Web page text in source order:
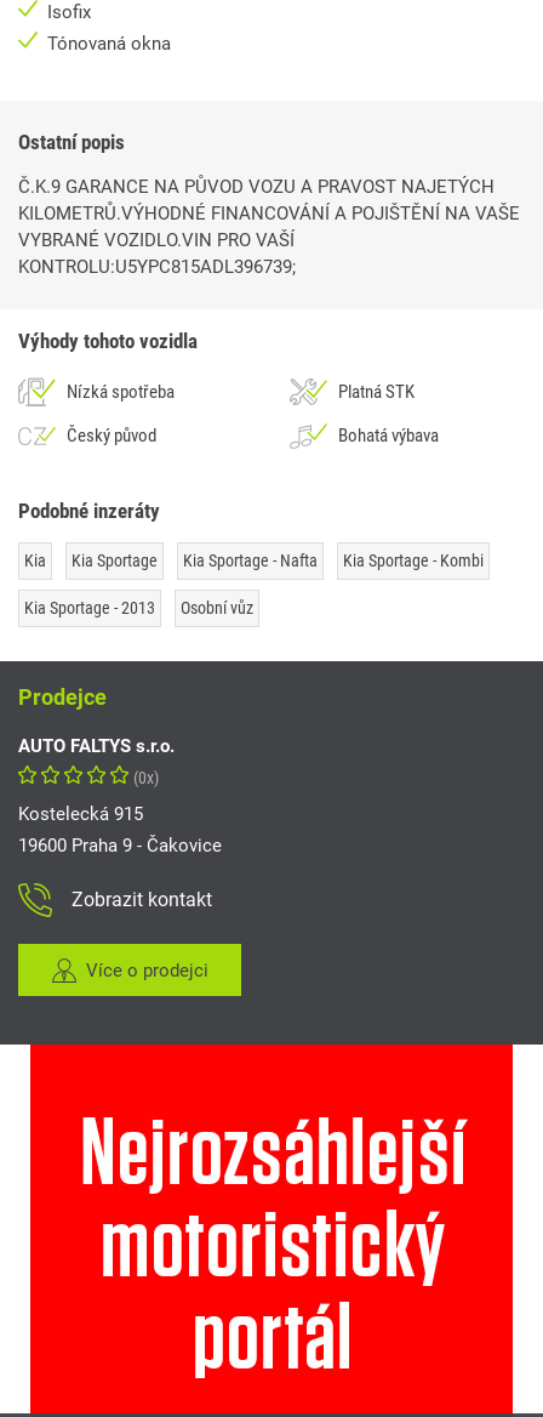
Isofix
Tónovaná okna
Ostatní popis
Č.K.9 GARANCE NA PŮVOD VOZU A PRAVOST NAJETÝCH
KILOMETRŮ.VÝHODNÉ FINANCOVÁNÍ A POJIŠTĚNÍ NA VAŠE
VYBRANÉ VOZIDLO.VIN PRO VAŠÍ
KONTROLU:U5YPC815ADL396739;
Výhody tohoto vozidla
Nízká spotřeba
Platná STK
Český původ
Bohatá výbava
Podobné inzeráty
Kia Kia Sportage Kia Sportage - Nafta Kia Sportage - Kombi
Kia Sportage - 2013 Osobní vůz
Prodejce
AUTO FALTYS s.r.o.
(0x)
Kostelecká 915
19600 Praha 9 - Čakovice
Zobrazit kontakt
Více o prodejci